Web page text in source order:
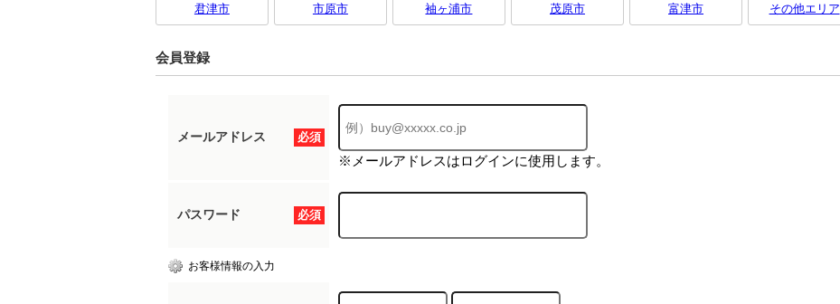
君津市 市原市 袖ヶ浦市 茂原市 富津市 その他エリア
会員登録
必須
メールアドレス
※メールアドレスはログインに使用します。
必須
パスワード
お客様情報の入力